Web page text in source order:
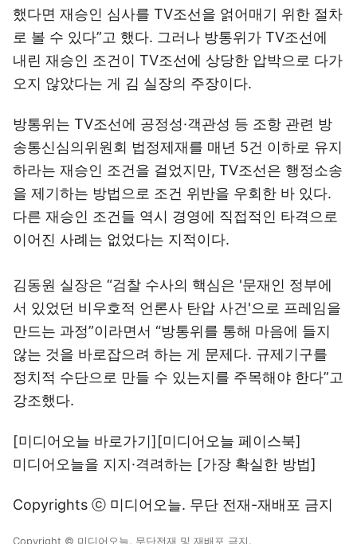
했다면 재승인 심사를 TV조선을 얽어매기 위한 절차
로 볼 수 있다”고 했다. 그러나 방통위가 TV조선에
내린 재승인 조건이 TV조선에 상당한 압박으로 다가
오지 않았다는 게 김 실장의 주장이다.
방통위는 TV조선에 공정성·객관성 등 조항 관련 방
송통신심의위원회 법정제재를 매년 5건 이하로 유지
하라는 재승인 조건을 걸었지만, TV조선은 행정소송
을 제기하는 방법으로 조건 위반을 우회한 바 있다.
다른 재승인 조건들 역시 경영에 직접적인 타격으로
이어진 사례는 없었다는 지적이다.
김동원 실장은 “검찰 수사의 핵심은 '문재인 정부에
서 있었던 비우호적 언론사 탄압 사건'으로 프레임을
만드는 과정”이라면서 “방통위를 통해 마음에 들지
않는 것을 바로잡으려 하는 게 문제다. 규제기구를
정치적 수단으로 만들 수 있는지를 주목해야 한다”고
강조했다.
[미디어오늘 바로가기][미디어오늘 페이스북]
미디어오늘을 지지·격려하는 [가장 확실한 방법]
Copyrights ⓒ 미디어오늘. 무단 전재-재배포 금지
Copyright © 미디어오늘. 무단전재 및 재배포 금지.